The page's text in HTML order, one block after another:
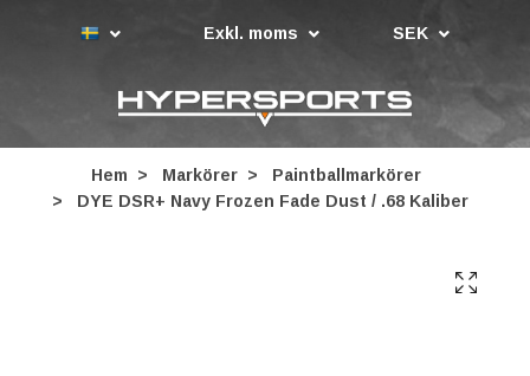
Exkl. moms SEK
Hem Markörer
Paintballmarkörer
DYE DSR+ Navy Frozen Fade Dust / .68 Kaliber